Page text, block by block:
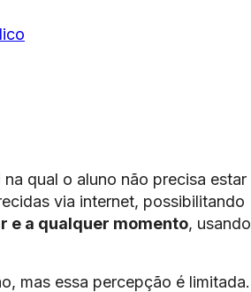
qual o aluno não precisa estar
via internet, possibilitando
e a qualquer momento, usando
mas essa percepção é limitada.